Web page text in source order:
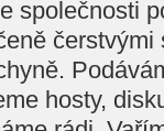
společnosti
hosty,